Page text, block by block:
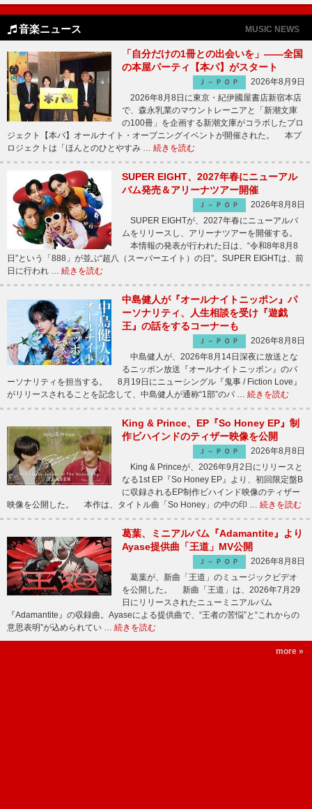
音楽ニュース MUSIC NEWS
「自分だけの1冊との出会いを」――全国
の本屋パーティ【本パ】がスタート
Ｊ－ＰＯＰ
2026年8月9日
2026年8月8日に東京・紀伊國屋書店新宿本店
で、森永乳業のマウントレーニアと「新潮文庫
の100冊」を企画する新潮文庫がコラボしたプロ
ジェクト【本パ】オールナイト・オープニングイベントが開催された。 本プ
ロジェクトは「ほんとのひとやすみ … 続きを読む
SUPER EIGHT、2027年春にニューアル
バム発売＆アリーナツアー開催
Ｊ－ＰＯＰ
2026年8月8日
SUPER EIGHTが、2027年春にニューアルバ
ムをリリースし、アリーナツアーを開催する。
本情報の発表が行われた日は、“令和8年8月8
日”という「888」が並ぶ“超八（スーパーエイト）の日”。SUPER EIGHTは、前
日に行われ … 続きを読む
中島健人が『オールナイトニッポン』パ
ーソナリティ、人生相談を受け『遊戯
王』の話をするコーナーも
Ｊ－ＰＯＰ
2026年8月8日
中島健人が、2026年8月14日深夜に放送とな
るニッポン放送『オールナイトニッポン』のパ
ーソナリティを担当する。 8月19日にニューシングル『鬼事 / Fiction Love』
がリリースされることを記念して、中島健人が通称“1部”のパ … 続きを読む
King & Prince、EP『So Honey EP』制
作ビハインドのティザー映像を公開
Ｊ－ＰＯＰ
2026年8月8日
King & Princeが、2026年9月2日にリリースと
なる1st EP『So Honey EP』より、初回限定盤B
に収録されるEP制作ビハインド映像のティザー
映像を公開した。 本作は、タイトル曲「So Honey」の中の印 … 続きを読む
葛葉、ミニアルバム『Adamantite』より
Ayase提供曲「王道」MV公開
Ｊ－ＰＯＰ
2026年8月8日
葛葉が、新曲「王道」のミュージックビデオ
を公開した。 新曲「王道」は、2026年7月29
日にリリースされたニューミニアルバム
『Adamantite』の収録曲。Ayaseによる提供曲で、“王者の苦悩”と“これからの
意思表明”が込められてい … 続きを読む
more »